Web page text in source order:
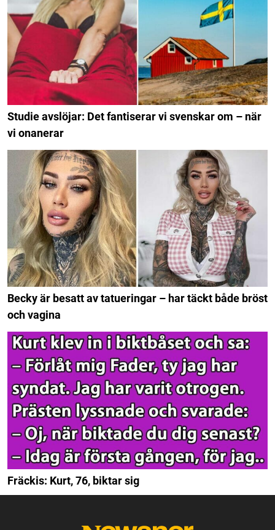
Studie avslöjar: Det fantiserar vi svenskar om – när
vi onanerar
Becky är besatt av tatueringar – har täckt både bröst
och vagina
Fräckis: Kurt, 76, biktar sig